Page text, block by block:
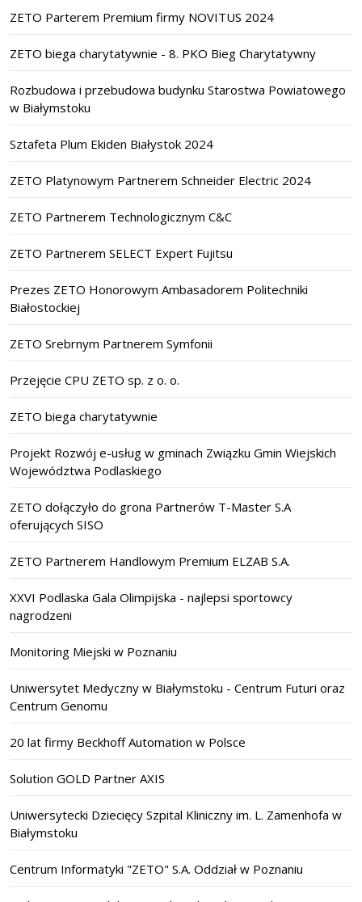
ZETO Parterem Premium firmy NOVITUS 2024
ZETO biega charytatywnie - 8. PKO Bieg Charytatywny
Rozbudowa i przebudowa budynku Starostwa Powiatowego
w Białymstoku
Sztafeta Plum Ekiden Białystok 2024
ZETO Platynowym Partnerem Schneider Electric 2024
ZETO Partnerem Technologicznym C&C
ZETO Partnerem SELECT Expert Fujitsu
Prezes ZETO Honorowym Ambasadorem Politechniki
Białostockiej
ZETO Srebrnym Partnerem Symfonii
Przejęcie CPU ZETO sp. z o. o.
ZETO biega charytatywnie
Projekt Rozwój e-usług w gminach Związku Gmin Wiejskich
Województwa Podlaskiego
ZETO dołączyło do grona Partnerów T-Master S.A
oferujących SISO
ZETO Partnerem Handlowym Premium ELZAB S.A.
XXVI Podlaska Gala Olimpijska - najlepsi sportowcy
nagrodzeni
Monitoring Miejski w Poznaniu
Uniwersytet Medyczny w Białymstoku - Centrum Futuri oraz
Centrum Genomu
20 lat firmy Beckhoff Automation w Polsce
Solution GOLD Partner AXIS
Uniwersytecki Dziecięcy Szpital Kliniczny im. L. Zamenhofa w
Białymstoku
Centrum Informatyki "ZETO" S.A. Oddział w Poznaniu